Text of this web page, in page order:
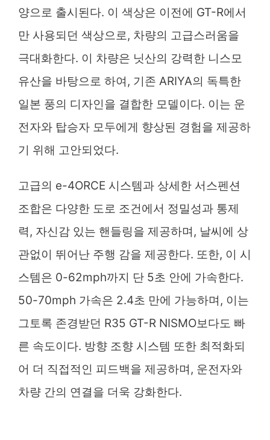
양으로 출시된다. 이 색상은 이전에 GT-R에서
만 사용되던 색상으로, 차량의 고급스러움을
극대화한다. 이 차량은 닛산의 강력한 니스모
유산을 바탕으로 하여, 기존 ARIYA의 독특한
일본 풍의 디자인을 결합한 모델이다. 이는 운
전자와 탑승자 모두에게 향상된 경험을 제공하
기 위해 고안되었다.
고급의 e-4ORCE 시스템과 상세한 서스펜션
조합은 다양한 도로 조건에서 정밀성과 통제
력, 자신감 있는 핸들링을 제공하며, 날씨에 상
관없이 뛰어난 주행 감을 제공한다. 또한, 이 시
스템은 0-62mph까지 단 5초 안에 가속한다.
50-70mph 가속은 2.4초 만에 가능하며, 이는
그토록 존경받던 R35 GT-R NISMO보다도 빠
른 속도이다. 방향 조향 시스템 또한 최적화되
어 더 직접적인 피드백을 제공하며, 운전자와
차량 간의 연결을 더욱 강화한다.